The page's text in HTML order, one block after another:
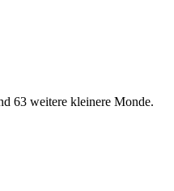
63 weitere kleinere Monde.